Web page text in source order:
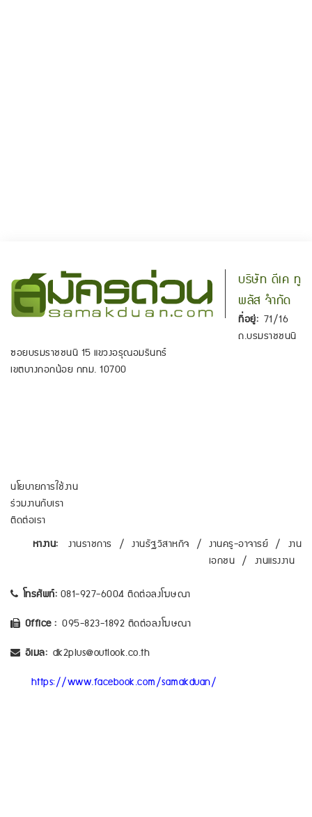
บริษัท ดีเค ทู
พลัส จำกัด
ที่อยู่: 71/16
ถ.บรมราชชนนี
ซอยบรมราชชนนี 15 แขวงอรุณอมรินทร์
เขตบางกอกน้อย กทม. 10700
นโยบายการใช้งาน
ร่วมงานกับเรา
ติดต่อเรา
หางาน:
งานราชการ / งานรัฐวิสาหกิจ / งานครู-อาจารย์ / งาน
เอกชน / งานแรงงาน
โทรศัพท์: 081-927-6004 ติดต่อลงโฆษณา
Office : 095-823-1892 ติดต่อลงโฆษณา
อีเมล: dk2plus@outlook.co.th
https://www.facebook.com/samakduan/